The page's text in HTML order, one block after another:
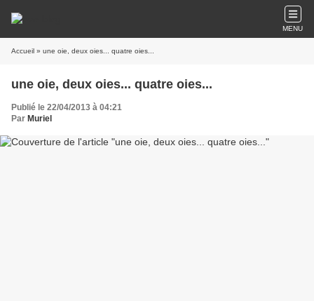
MENU
Accueil » une oie, deux oies... quatre oies...
une oie, deux oies... quatre oies...
Publié le 22/04/2013 à 04:21
Par Muriel